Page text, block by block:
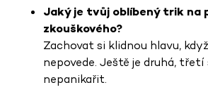
Jaký je tvůj oblíbený trik na
zkouškového?
Zachovat si klidnou hlavu,
nepovede. Ještě je druhá, třetí
nepanikařit.